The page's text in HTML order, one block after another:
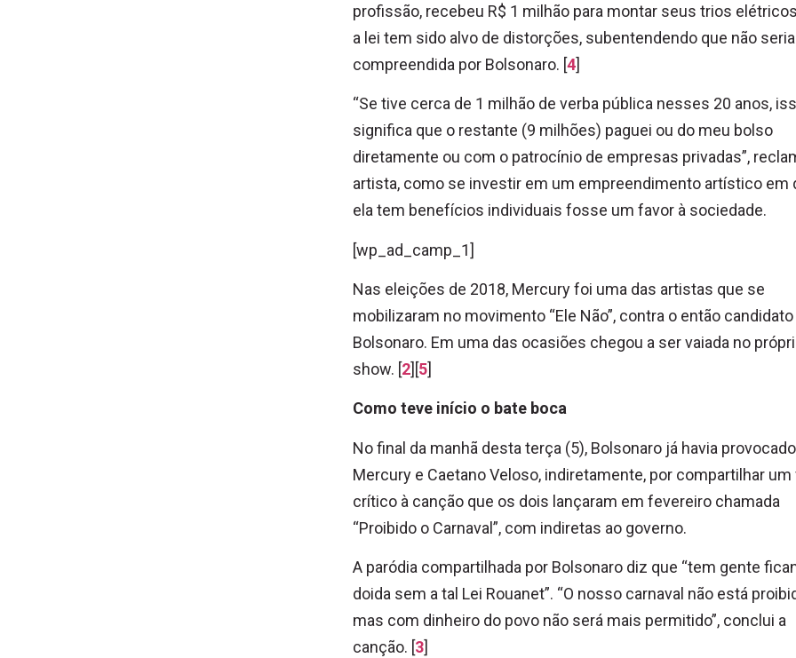
profissão, recebeu R$ 1 milhão para montar seus trios
a lei tem sido alvo de distorções, subentendendo que não seria
compreendida por Bolsonaro. [4]
“Se tive cerca de 1 milhão de verba pública nesses 20 anos,
significa que o restante (9 milhões) paguei ou do meu bolso
diretamente ou com o patrocínio de empresas privadas”,
artista, como se investir em um empreendimento artístico em
ela tem benefícios individuais fosse um favor à sociedade.
[wp_ad_camp_1]
Nas eleições de 2018, Mercury foi uma das artistas que se
mobilizaram no movimento “Ele Não”, contra o então candidato
Bolsonaro. Em uma das ocasiões chegou a ser vaiada no
show. [2][5]
Como teve início o bate boca
No final da manhã desta terça (5), Bolsonaro já havia provocado
Mercury e Caetano Veloso, indiretamente, por compartilhar um
crítico à canção que os dois lançaram em fevereiro chamada
“Proibido o Carnaval”, com indiretas ao governo.
A paródia compartilhada por Bolsonaro diz que “tem gente
doida sem a tal Lei Rouanet”. “O nosso carnaval não está
mas com dinheiro do povo não será mais permitido”, conclui a
canção. [3]